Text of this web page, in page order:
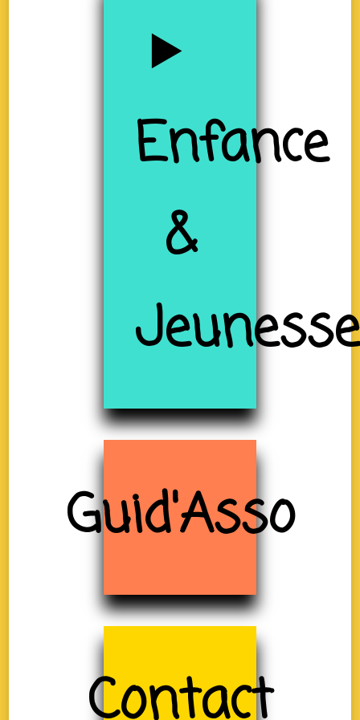
Enfance
&
Jeunesse
Guid'Asso
Contact